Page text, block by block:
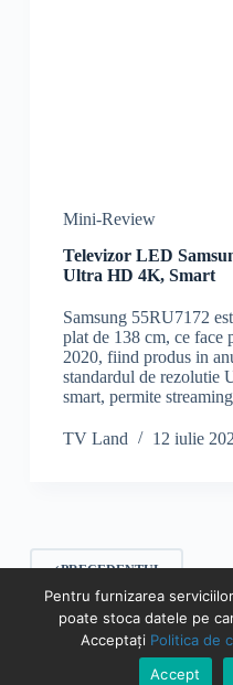
Mini-Review
Televizor LED
Ultra HD 4K, Smart
Samsung 55RU7172
plat de 138 cm, ce face
2020, fiind produs in
standardul de rezolutie
smart, permite
TV Land 12 iulie
PRECEDENTUL
© TVland.ro 2026 - Toate
achizitionarea de servicii si
Pentru furnizarea
poate stoca datele pe
Acceptați Politica de
Accept